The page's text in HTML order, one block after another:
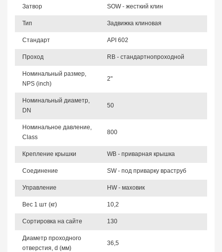
Затвор SOW - жесткий клин
Тип Задвижка клиновая
Стандарт API 602
Проход RB - стандартнопроходной
Номинальный размер,
NPS (inch)
2"
Номинальный диаметр,
DN
50
Номинальное давление,
Class
800
Крепление крышки WB - приварная крышка
Соединение SW - под приварку враструб
Управление HW - маховик
Вес 1 шт (кг) 10,2
Сортировка на сайте 130
Диаметр проходного
отверстия, d (мм)
36,5